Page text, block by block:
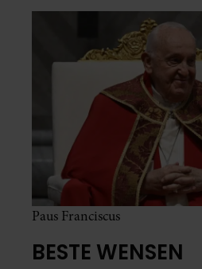
Paus Franciscus
BESTE WENSEN